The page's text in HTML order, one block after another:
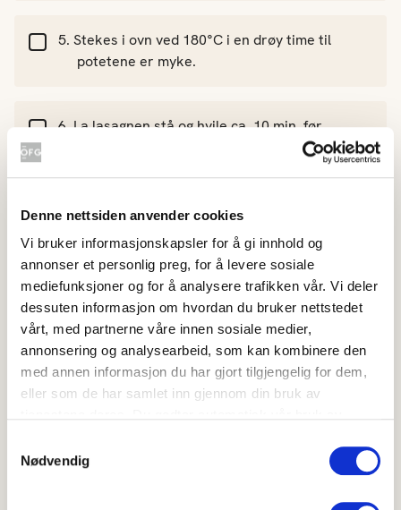
Denne nettsiden anvender cookies
Vi bruker informasjonskapsler for å gi innhold og
annonser et personlig preg, for å levere sosiale
mediefunksjoner og for å analysere trafikken vår. Vi deler
dessuten informasjon om hvordan du bruker nettstedet
vårt, med partnerne våre innen sosiale medier,
annonsering og analysearbeid, som kan kombinere den
med annen informasjon du har gjort tilgjengelig for dem,
eller som de har samlet inn gjennom din bruk av
Nødvendig
Stekes i ovn ved 180°C i en drøy time til
potetene er myke.
La lasagnen stå og hvile ca. 10 min. før
Server en deilig grønn salat til.
Ønsker du en magrere variant, kan du
brune aubergineskivene i en tørr
panne.